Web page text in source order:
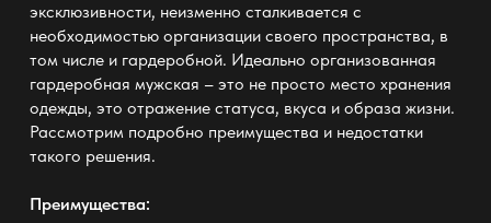
эксклюзивности, неизменно сталкивается с
необходимостью организации своего пространства, в
том числе и гардеробной. Идеально организованная
гардеробная мужская – это не просто место хранения
одежды, это отражение статуса, вкуса и образа жизни.
Рассмотрим подробно преимущества и недостатки
такого решения.
Преимущества: